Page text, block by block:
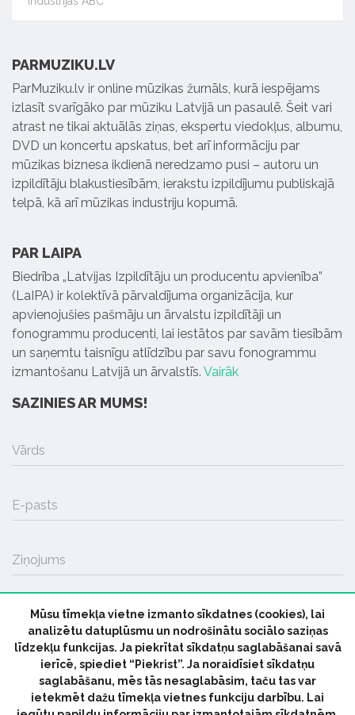
PARMUZIKU.LV
ParMuziku.lv ir online mūzikas žurnāls, kurā iespējams
izlasīt svarīgāko par mūziku Latvijā un pasaulē. Šeit vari
atrast ne tikai aktuālās ziņas, ekspertu viedokļus, albumu,
DVD un koncertu apskatus, bet arī informāciju par
mūzikas biznesa ikdienā neredzamo pusi – autoru un
izpildītāju blakustiesībām, ierakstu izpildījumu publiskajā
telpā, kā arī mūzikas industriju kopumā.
PAR LAIPA
Biedrība „Latvijas Izpildītāju un producentu apvienība”
(LaIPA) ir kolektīvā pārvaldījuma organizācija, kur
apvienojušies pašmāju un ārvalstu izpildītāji un
fonogrammu producenti, lai iestātos par savām tiesībām
un saņemtu taisnīgu atlīdzību par savu fonogrammu
izmantošanu Latvijā un ārvalstīs. Vairāk
SAZINIES AR MUMS!
Vārds
E-pasts
Ziņojums
SŪTĪT
Mūsu tīmekļa vietne izmanto sīkdatnes (cookies), lai
analizētu datuplūsmu un nodrošinātu sociālo saziņas
līdzekļu funkcijas. Ja piekrītat sīkdatņu saglabāšanai savā
ierīcē, spiediet “Piekrist”. Ja noraidīsiet sīkdatņu
saglabāšanu, mēs tās nesaglabāsim, taču tas var
ietekmēt dažu tīmekļa vietnes funkciju darbību. Lai